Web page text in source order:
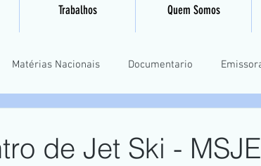
Trabalhos Quem Somos
Matérias Nacionais Documentario
de Jet Ski -